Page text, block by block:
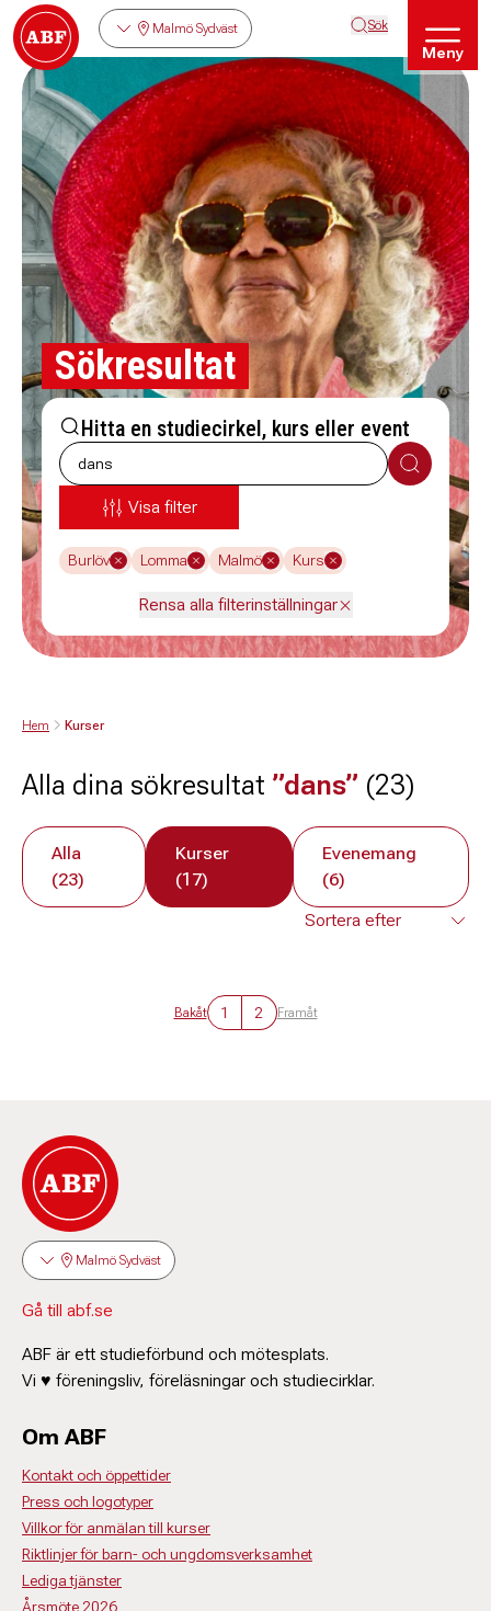
Malmö Sydväst Sök
Meny
Sökresultat
Hitta en studiecirkel, kurs eller event
Sök
Visa filter
Burlöv Lomma Malmö Kurs
Rensa alla filterinställningar
Hem Kurser
Alla dina sökresultat ”dans” (23)
Alla
(23)
Kurser
(17)
Evenemang
(6)
Bakåt 1 2 Framåt
Malmö Sydväst
Gå till abf.se
ABF är ett studieförbund och mötesplats.
Vi ♥ föreningsliv, föreläsningar och studiecirklar.
Om ABF
Kontakt och öppettider
Press och logotyper
Villkor för anmälan till kurser
Riktlinjer för barn- och ungdomsverksamhet
Lediga tjänster
Årsmöte 2026